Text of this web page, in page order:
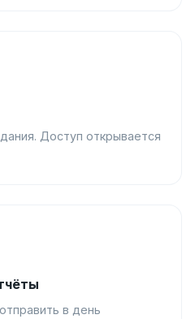
Доступ открывается
в день